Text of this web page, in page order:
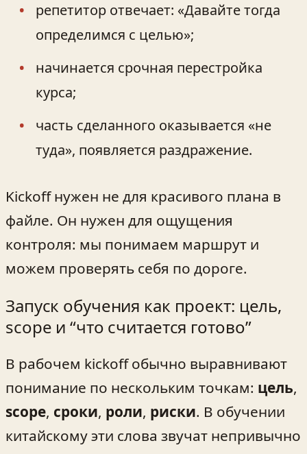
репетитор отвечает: «Давайте тогда
определимся с целью»;
начинается срочная перестройка
курса;
часть сделанного оказывается «не
туда», появляется раздражение.
Kickoff нужен не для красивого плана в
файле. Он нужен для ощущения
контроля: мы понимаем маршрут и
можем проверять себя по дороге.
Запуск обучения как проект: цель,
scope и “что считается готово”
В рабочем kickoff обычно выравнивают
понимание по нескольким точкам: цель,
scope, сроки, роли, риски. В обучении
китайскому эти слова звучат непривычно